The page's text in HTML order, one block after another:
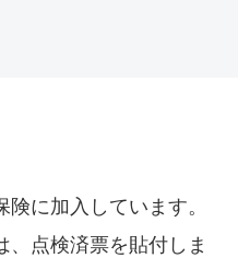
に加入しています。
、点検済票を貼付しま